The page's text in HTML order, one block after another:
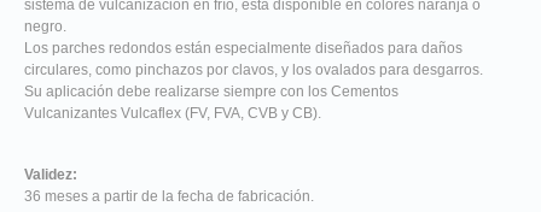
sistema de vulcanización en frío, está disponible en colores naranja o
negro.
Los parches redondos están especialmente diseñados para daños
circulares, como pinchazos por clavos, y los ovalados para desgarros.
Su aplicación debe realizarse siempre con los Cementos
Vulcanizantes Vulcaflex (FV, FVA, CVB y CB).
Validez:
36 meses a partir de la fecha de fabricación.